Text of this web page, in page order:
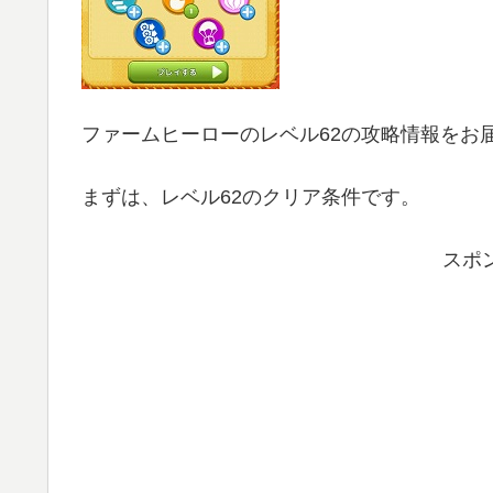
ファームヒーローのレベル62の攻略情報をお
まずは、レベル62のクリア条件です。
スポ